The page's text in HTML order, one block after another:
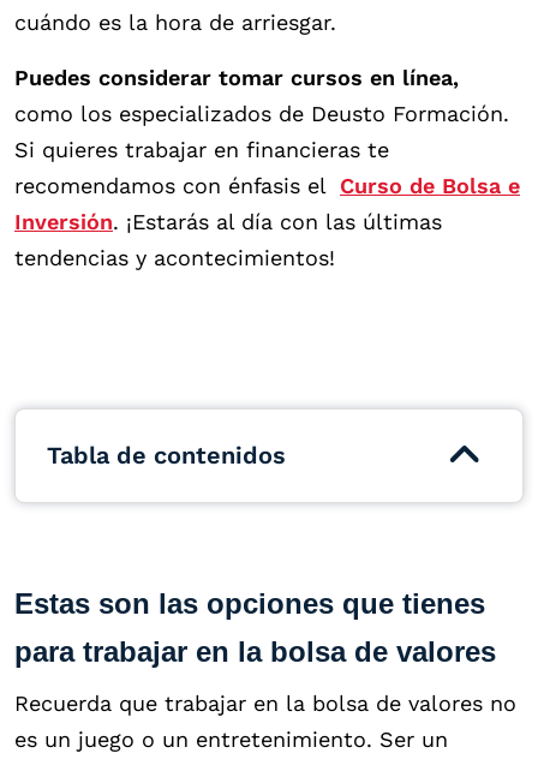
cuándo es la hora de arriesgar.
Puedes considerar tomar cursos en línea,
como los especializados de Deusto Formación.
Si quieres trabajar en financieras te
recomendamos con énfasis el Curso de Bolsa e
Inversión. ¡Estarás al día con las últimas
tendencias y acontecimientos!
Tabla de contenidos
Estas son las opciones que tienes
para trabajar en la bolsa de valores
Recuerda que trabajar en la bolsa de valores no
es un juego o un entretenimiento. Ser un